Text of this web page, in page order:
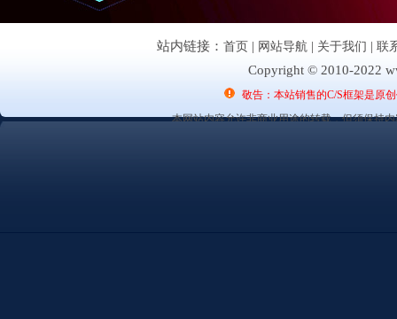
站内链接： 首页 | 网站导航 | 关于我们 | 联
Copyright © 2010-2022
敬告：本站销售的C/S框架是原
本网站内容允许非商业用途的转载，但须保持